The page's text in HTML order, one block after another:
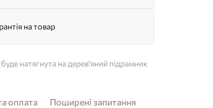
на товар
натягнута на дерев'яний підрамник
оплата Поширені запитання